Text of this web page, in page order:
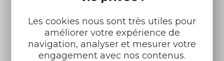
Les cookies nous sont très utiles pour
améliorer votre expérience de
navigation, analyser et mesurer votre
engagement avec nos contenus.
Retrouvez-nous sur :